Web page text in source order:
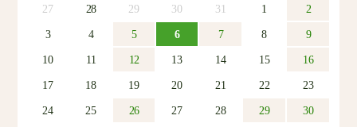
27
28 29 30 31 1
2
3
4 5 6 7 8
9
10
11 12 13 14 15
16
17
18 19 20 21 22
23
24
25 26 27 28 29
30